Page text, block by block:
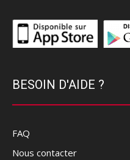
BESOIN D'AIDE ?
FAQ
Nous contacter